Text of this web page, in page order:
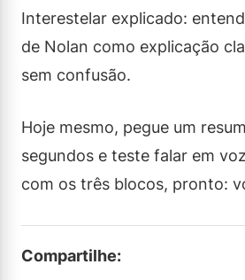
Interestelar explicado:
de Nolan como explicação
sem confusão.
Hoje mesmo, pegue um
segundos e teste falar em
com os três blocos, pronto:
Compartilhe: